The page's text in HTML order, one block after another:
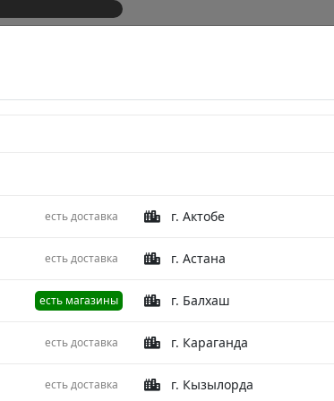
есть доставка г. Актобе
есть доставка г. Астана
есть магазины г. Балхаш
есть доставка г. Караганда
есть доставка г. Кызылорда
Home